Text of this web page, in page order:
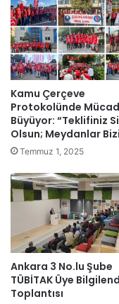
Kamu Çerçeve
Protokolünde
Büyüyor: “Teklifiniz
Olsun; Meydanlar
Temmuz 1, 2025
Ankara 3 No.lu Şube
TÜBİTAK Üye
Toplantısı